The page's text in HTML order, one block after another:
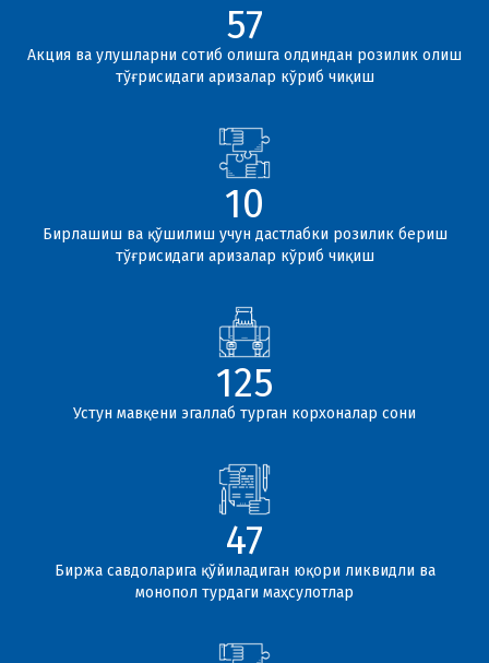
57
Акция ва улушларни сотиб олишга олдиндан розилик олиш
тўғрисидаги аризалар кўриб чиқиш
10
Бирлашиш ва қўшилиш учун дастлабки розилик бериш
тўғрисидаги аризалар кўриб чиқиш
125
Устун мавқени эгаллаб турган корхоналар сони
47
Биржа савдоларига қўйиладиган юқори ликвидли ва
монопол турдаги маҳсулотлар